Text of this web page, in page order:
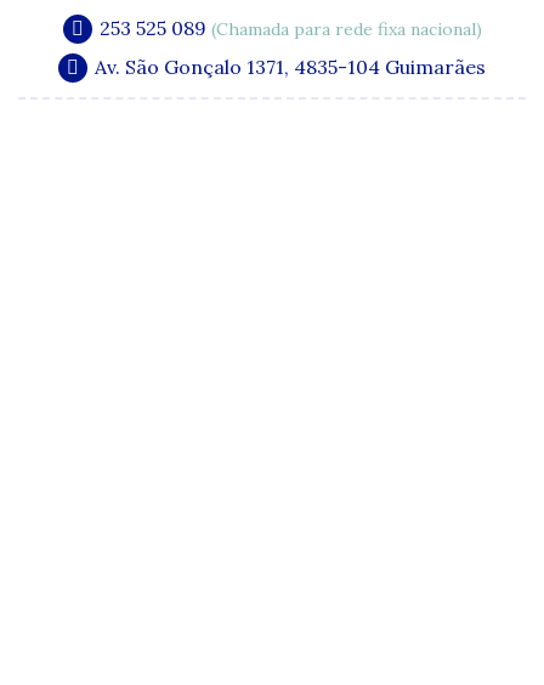
253 525 089 (Chamada para rede fixa nacional)
Av. São Gonçalo 1371, 4835-104 Guimarães